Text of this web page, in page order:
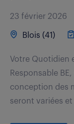
23 février 2026
Blois (41)
Votre Quotidien
Responsable
conception des
seront variées et